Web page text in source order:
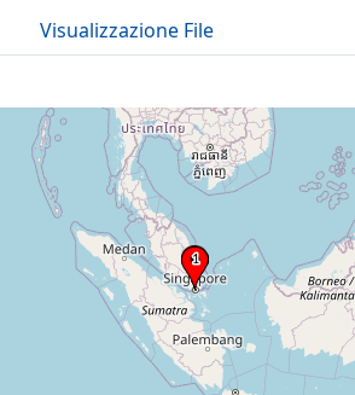
Visualizzazione File